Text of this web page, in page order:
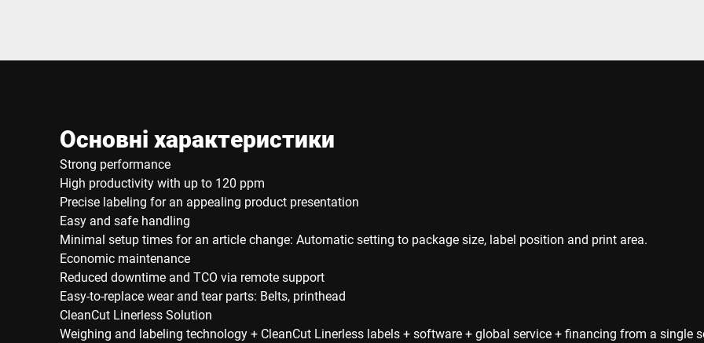
Основні характеристики
Strong performance
High productivity with up to 120 ppm
Precise labeling for an appealing product presentation
Easy and safe handling
Minimal setup times for an article change: Automatic setting to package size, label position and print area.
Economic maintenance
Reduced downtime and TCO via remote support
Easy-to-replace wear and tear parts: Belts, printhead
CleanCut Linerless Solution
Weighing and labeling technology + CleanCut Linerless labels + software + global service + financing from a single